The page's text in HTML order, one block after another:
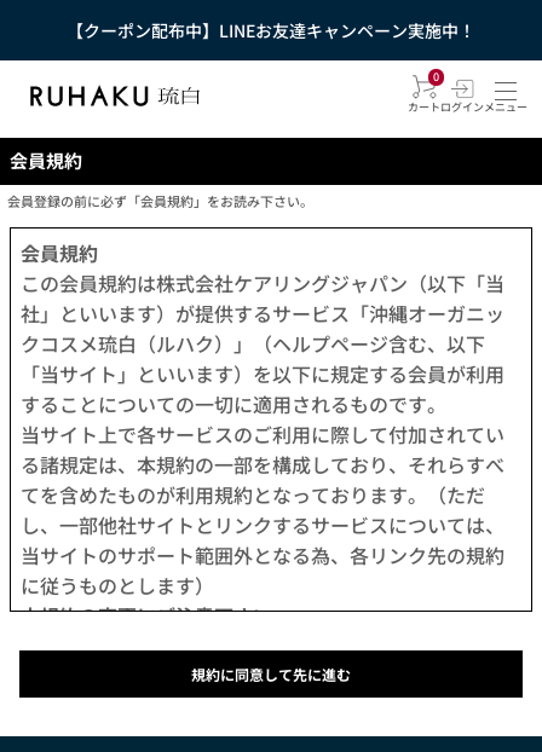
【クーポン配布中】LINEお友達キャンペーン実施中！
0
カートログインメニュー
会員規約
会員登録の前に必ず「会員規約」をお読み下さい。
会員規約
この会員規約は株式会社ケアリングジャパン（以下「当
社」といいます）が提供するサービス「沖縄オーガニッ
クコスメ琉白（ルハク）」（ヘルプページ含む、以下
「当サイト」といいます）を以下に規定する会員が利用
することについての一切に適用されるものです。
当サイト上で各サービスのご利用に際して付加されてい
る諸規定は、本規約の一部を構成しており、それらすべ
てを含めたものが利用規約となっております。（ただ
し、一部他社サイトとリンクするサービスについては、
当サイトのサポート範囲外となる為、各リンク先の規約
に従うものとします）
本規約の変更にご注意下さい
1. 当社は、会員の了承を得ることなく本規約を随時変更
することができるものとし、会員はこれを承諾します。
2. 前項の変更については、当サイト上に1ヵ月間表示した
時点で、全ての会員が了承したものとみなします。
規約に同意して先に進む